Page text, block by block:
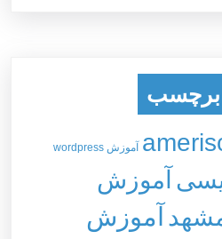
برچسب
آموزش wordpress
آموزش
آموزش